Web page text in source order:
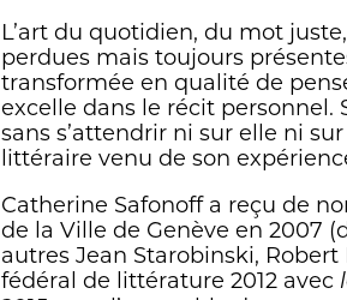
L’art du quotidien, du mot
perdues mais toujours
transformée en qualité de
excelle dans le récit
sans s’attendrir ni sur elle ni
littéraire venu de son
Catherine Safonoff a reçu de
de la Ville de Genève en 2007
autres Jean Starobinski,
fédéral de littérature 2012 avec